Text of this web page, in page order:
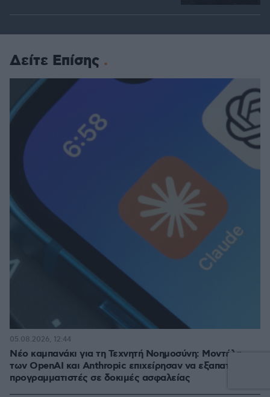
Δείτε Επίσης
Νέο καμπανάκι για τη Τεχνητή Νοημοσύνη: Μοντέλα
των OpenAI και Anthropic επιχείρησαν να εξαπατήσουν
προγραμματιστές σε δοκιμές ασφαλείας
05.08.2026, 12:44